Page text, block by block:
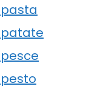
patate